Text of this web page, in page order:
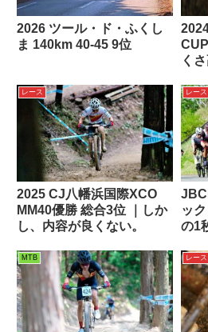
2026 ツール・ド・ふくし
ま 140km 40-45 9位
く
レース
2025 CJ八幡浜国際XCO
MM40優勝 総合3位 ｜しか
し、内容が良くない。
レース
ッ
の1
MTB レース